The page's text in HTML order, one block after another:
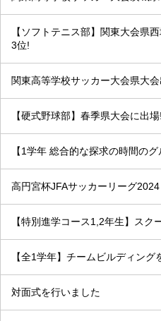
【ソフトテニス部】関東大会県
3位!
関東高等学校サッカー大会県大
【硬式野球部】春季県大会に出場!
【1学年 総合的な探求の時間のグ
高円宮杯JFAサッカーリーグ
【特別進学コース1,2年生】スク
【全1学年】チームビルディング
対面式を行いました